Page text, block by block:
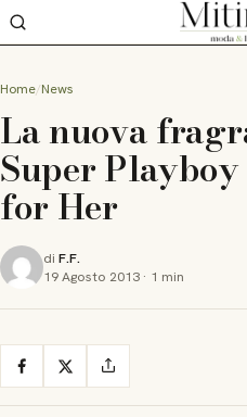
Home News
La nuova
Super
for Her
di F.F.
19 Agosto 2013 · 1 min